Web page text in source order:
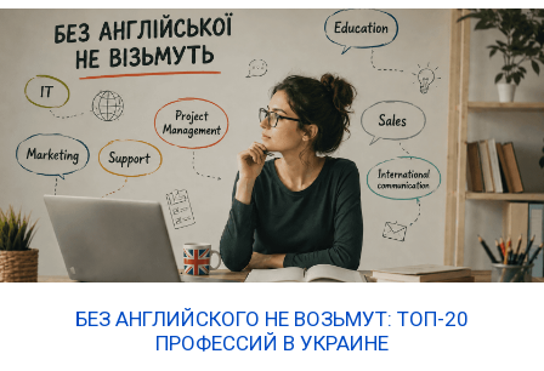
БЕЗ АНГЛИЙСКОГО НЕ ВОЗЬМУТ: ТОП-20
ПРОФЕССИЙ В УКРАИНЕ